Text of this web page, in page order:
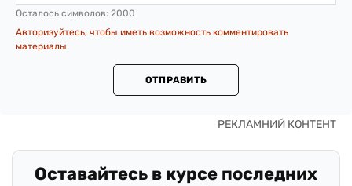
Осталось символов: 2000
Авторизуйтесь, чтобы иметь возможность комментировать
материалы
ОТПРАВИТЬ
Оставайтесь в курсе последних